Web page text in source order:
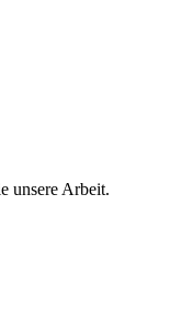
unsere Arbeit.